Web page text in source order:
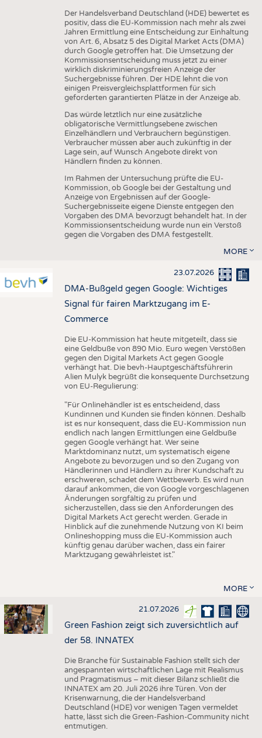
Der Handelsverband Deutschland (HDE) bewertet es
positiv, dass die EU-Kommission nach mehr als zwei
Jahren Ermittlung eine Entscheidung zur Einhaltung
von Art. 6, Absatz 5 des Digital Market Acts (DMA)
durch Google getroffen hat. Die Umsetzung der
Kommissionsentscheidung muss jetzt zu einer
wirklich diskriminierungsfreien Anzeige der
Suchergebnisse führen. Der HDE lehnt die von
einigen Preisvergleichsplattformen für sich
geforderten garantierten Plätze in der Anzeige ab.
Das würde letztlich nur eine zusätzliche
obligatorische Vermittlungsebene zwischen
Einzelhändlern und Verbrauchern begünstigen.
Verbraucher müssen aber auch zukünftig in der
Lage sein, auf Wunsch Angebote direkt von
Händlern finden zu können.
Im Rahmen der Untersuchung prüfte die EU-
Kommission, ob Google bei der Gestaltung und
Anzeige von Ergebnissen auf der Google-
Suchergebnisseite eigene Dienste entgegen den
Vorgaben des DMA bevorzugt behandelt hat. In der
Kommissionsentscheidung wurde nun ein Verstoß
gegen die Vorgaben des DMA festgestellt.
MORE
23.07.2026
DMA-Bußgeld gegen Google: Wichtiges
Signal für fairen Marktzugang im E-
Commerce
Die EU-Kommission hat heute mitgeteilt, dass sie
eine Geldbuße von 890 Mio. Euro wegen Verstößen
gegen den Digital Markets Act gegen Google
verhängt hat. Die bevh-Hauptgeschäftsführerin
Alien Mulyk begrüßt die konsequente Durchsetzung
von EU-Regulierung:
"Für Onlinehändler ist es entscheidend, dass
Kundinnen und Kunden sie finden können. Deshalb
ist es nur konsequent, dass die EU-Kommission nun
endlich nach langen Ermittlungen eine Geldbuße
gegen Google verhängt hat. Wer seine
Marktdominanz nutzt, um systematisch eigene
Angebote zu bevorzugen und so den Zugang von
Händlerinnen und Händlern zu ihrer Kundschaft zu
erschweren, schadet dem Wettbewerb. Es wird nun
darauf ankommen, die von Google vorgeschlagenen
Änderungen sorgfältig zu prüfen und
sicherzustellen, dass sie den Anforderungen des
Digital Markets Act gerecht werden. Gerade in
Hinblick auf die zunehmende Nutzung von KI beim
Onlineshopping muss die EU-Kommission auch
künftig genau darüber wachen, dass ein fairer
Marktzugang gewährleistet ist."
MORE
21.07.2026
Green Fashion zeigt sich zuversichtlich auf
der 58. INNATEX
Die Branche für Sustainable Fashion stellt sich der
angespannten wirtschaftlichen Lage mit Realismus
und Pragmatismus – mit dieser Bilanz schließt die
INNATEX am 20. Juli 2026 ihre Türen. Von der
Krisenwarnung, die der Handelsverband
Deutschland (HDE) vor wenigen Tagen vermeldet
hatte, lässt sich die Green-Fashion-Community nicht
entmutigen.